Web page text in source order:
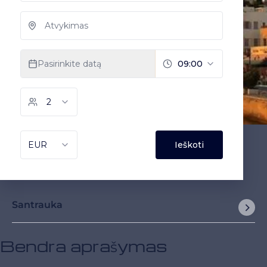
Santrauka
Bendra aprašymas